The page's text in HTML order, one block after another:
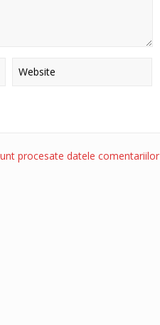
procesate datele comentariilor